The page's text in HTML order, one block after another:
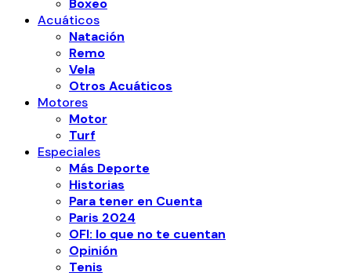
Boxeo
Acuáticos
Natación
Remo
Vela
Otros Acuáticos
Motores
Motor
Turf
Especiales
Más Deporte
Historias
Para tener en Cuenta
Paris 2024
OFI: lo que no te cuentan
Opinión
Tenis